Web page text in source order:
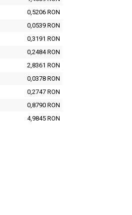
0,5206 RON
0,0539 RON
0,3191 RON
0,2484 RON
2,8361 RON
0,0378 RON
0,2747 RON
0,8790 RON
4,9845 RON